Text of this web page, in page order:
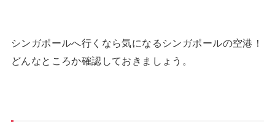
シンガポールへ行くなら気になるシンガポールの空港！
どんなところか確認しておきましょう。